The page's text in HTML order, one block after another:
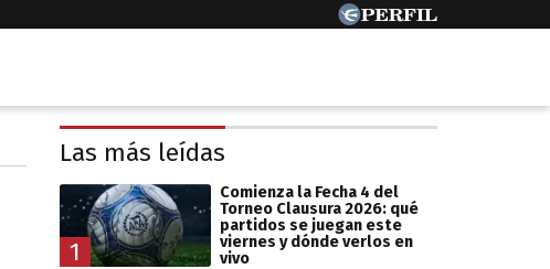
Las más leídas
1
Comienza la Fecha 4 del
Torneo Clausura 2026: qué
partidos se juegan este
viernes y dónde verlos en
vivo